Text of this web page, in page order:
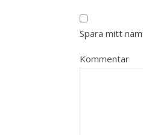
Spara mitt
Kommentar